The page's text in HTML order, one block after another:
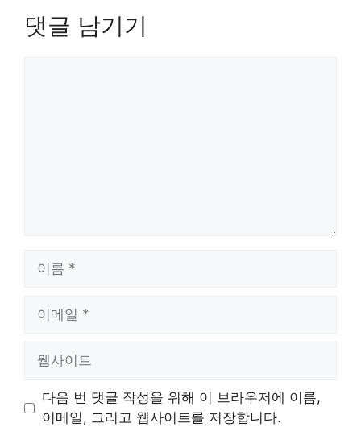
댓글 남기기
트
다음 번 댓글 작성을 위해 이 브라우저에 이름,
이메일, 그리고 웹사이트를 저장합니다.